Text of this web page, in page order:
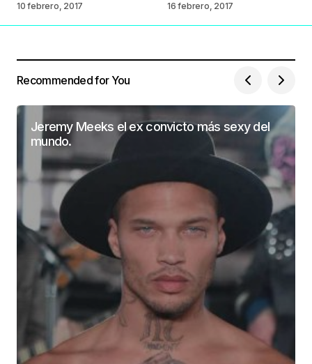
10 febrero, 2017
16 febrero, 2017
Recommended for You
Jeremy Meeks el ex convicto más sexy del
mundo.